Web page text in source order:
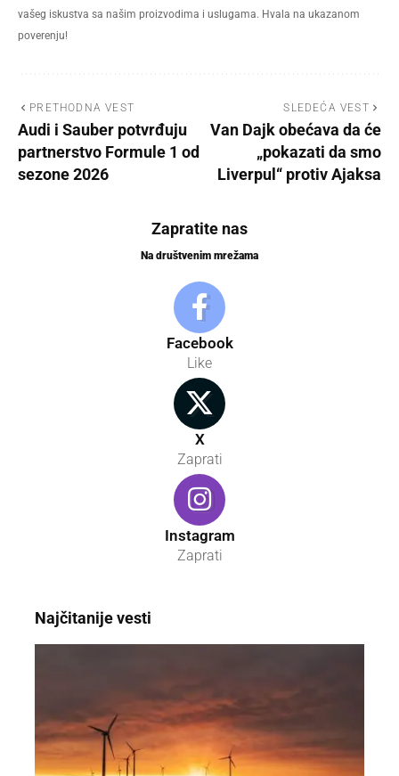
vašeg iskustva sa našim proizvodima i uslugama. Hvala na ukazanom
poverenju!
PRETHODNA VEST
Audi i Sauber potvrđuju
partnerstvo Formule 1 od
sezone 2026
SLEDEĆA VEST
Van Dajk obećava da će
„pokazati da smo
Liverpul“ protiv Ajaksa
Zapratite nas
Na društvenim mrežama
Facebook
Like
X
Zaprati
Instagram
Zaprati
Najčitanije vesti